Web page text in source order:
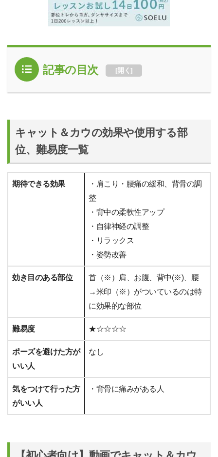
記事の目次 [開く ]
キャット＆カウの効果や使用する部
位、難易度一覧
期待できる効果
・肩こり・腰痛の緩和、背骨の調
整
・背中の柔軟性アップ
・自律神経の調整
・リラックス
・姿勢改善
効き目のある部位
首（※）肩、お腹、背中(※)、腰
→米印（※）がついているのは特
に効果的な部位
難易度 ★☆☆☆☆
ポーズを避けた方が
いい人
なし
気をつけて行った方
がいい人
・背骨に痛みがある人